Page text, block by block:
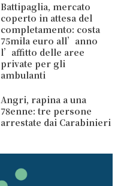
Battipaglia, mercato
coperto in attesa del
completamento: costa
75mila euro all’anno
l’affitto delle aree
private per gli
ambulanti
Angri, rapina a una
78enne: tre persone
arrestate dai Carabinieri